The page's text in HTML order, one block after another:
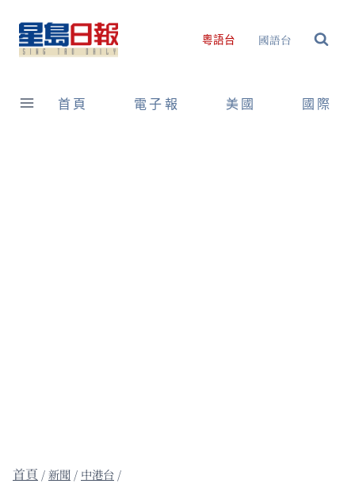
content
粵語台 國語台
首頁 電子報 美國 國際
/新聞 / 中港台 /